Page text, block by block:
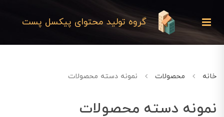
گروه تولید محتوای پیکسل پست
خانه محصولات نمونه دسته محصولات
نمونه دسته محصولات